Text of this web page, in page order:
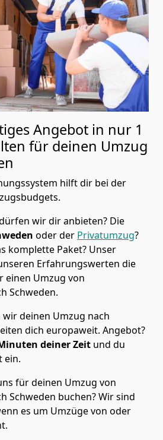
Angebot in nur 1
für deinen Umzug
hilft dir bei der
wir dir anbieten? Die
oder der Privatumzug?
komplette Paket? Unser
Erfahrungswerten die
einen Umzug von
Schweden.
deinen Umzug nach
dich europaweit. Angebot?
deiner Zeit und du
ein.
für deinen Umzug von
Schweden buchen? Wir sind
es um Umzüge von oder